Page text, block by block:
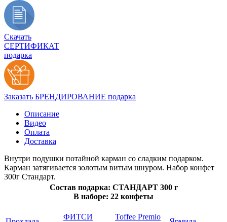
Скачать
СЕРТИФИКАТ
подарка
Заказать БРЕНДИРОВАНИЕ подарка
Описание
Видео
Оплата
Доставка
Внутри подушки потайной карман со сладким подарком.
Карман затягивается золотым витым шнуром. Набор конфет
300г Стандарт.
Состав подарка: СТАНДАРТ 300 г
В наборе: 22 конфеты
ФИТСИ
Toffee Premio